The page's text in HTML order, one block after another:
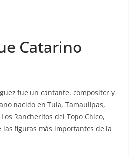
Catarino
fue un cantante, compositor y
nacido en Tula, Tamaulipas,
Rancheritos del Topo Chico,
las figuras más importantes de la